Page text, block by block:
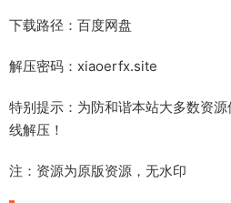
下载路径：百度网盘
解压密码：xiaoerfx.site
特别提示：为防和谐本站大多数资
线解压！
注：资源为原版资源，无水印